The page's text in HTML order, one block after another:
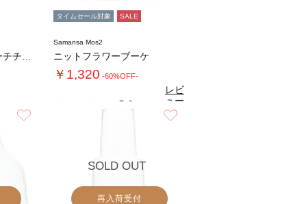
タイムセール対象 SALE
Samansa Mos2
ニットフラワーブーケ
￥1,320 -60%OFF-
5.0
レビ
ュー
を見
る
SOLD OUT
再入荷受付